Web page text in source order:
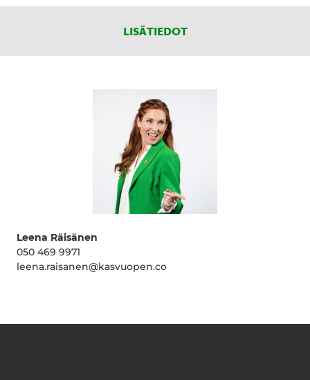
LISÄTIEDOT
Leena Räisänen
050 469 9971
leena.raisanen@kasvuopen.co